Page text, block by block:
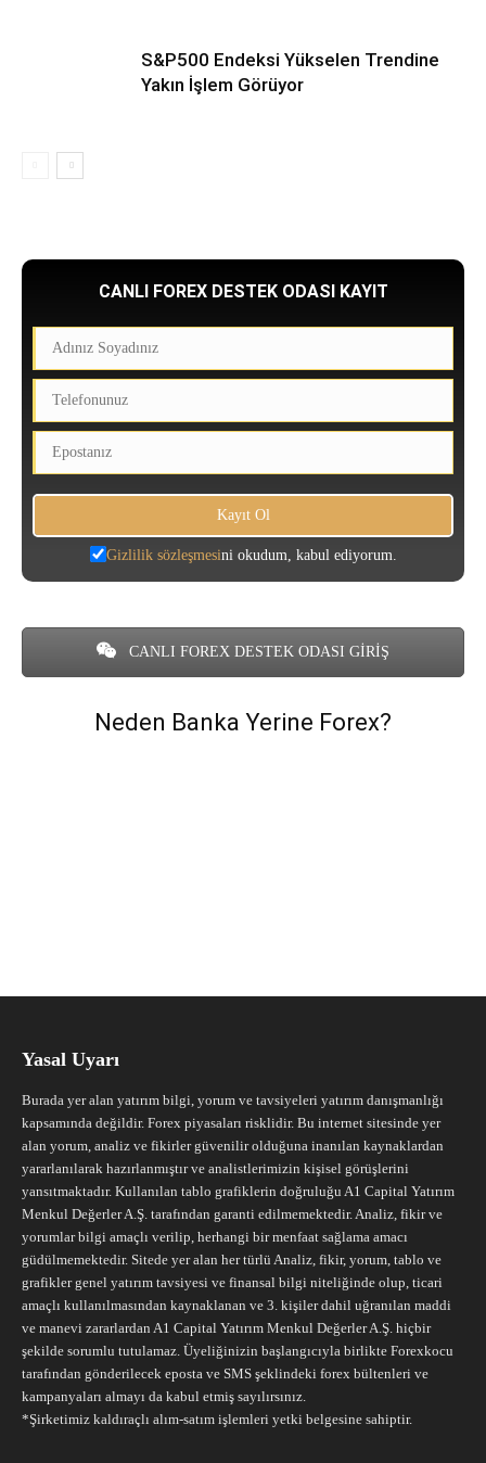
S&P500 Endeksi Yükselen Trendine
Yakın İşlem Görüyor
CANLI FOREX DESTEK ODASI KAYIT
Gizlilik sözleşmesini okudum, kabul ediyorum.
CANLI FOREX DESTEK ODASI GİRİŞ
Neden Banka Yerine Forex?
Yasal Uyarı
Burada yer alan yatırım bilgi, yorum ve tavsiyeleri yatırım danışmanlığı
kapsamında değildir. Forex piyasaları risklidir. Bu internet sitesinde yer
alan yorum, analiz ve fikirler güvenilir olduğuna inanılan kaynaklardan
yararlanılarak hazırlanmıştır ve analistlerimizin kişisel görüşlerini
yansıtmaktadır. Kullanılan tablo grafiklerin doğruluğu A1 Capital Yatırım
Menkul Değerler A.Ş. tarafından garanti edilmemektedir. Analiz, fikir ve
yorumlar bilgi amaçlı verilip, herhangi bir menfaat sağlama amacı
güdülmemektedir. Sitede yer alan her türlü Analiz, fikir, yorum, tablo ve
grafikler genel yatırım tavsiyesi ve finansal bilgi niteliğinde olup, ticari
amaçlı kullanılmasından kaynaklanan ve 3. kişiler dahil uğranılan maddi
ve manevi zararlardan A1 Capital Yatırım Menkul Değerler A.Ş. hiçbir
şekilde sorumlu tutulamaz. Üyeliğinizin başlangıcıyla birlikte Forexkocu
tarafından gönderilecek eposta ve SMS şeklindeki forex bültenleri ve
kampanyaları almayı da kabul etmiş sayılırsınız.
*Şirketimiz kaldıraçlı alım-satım işlemleri yetki belgesine sahiptir.